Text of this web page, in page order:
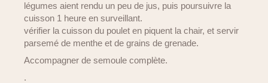
légumes aient rendu un peu de jus, puis poursuivre la
cuisson 1 heure en surveillant.
vérifier la cuisson du poulet en piquent la chair, et servir
parsemé de menthe et de grains de grenade.
Accompagner de semoule complète.
.